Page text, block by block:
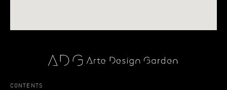
CONTENTS